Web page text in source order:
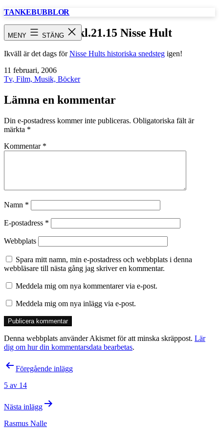
Hoppa
TANKEBUBBLOR
MENY STÄNG
SVT1 kl.21.15 Nisse Hult
Ikväll är det dags förNisse Hults historiska snedsteg igen!
Publicerat
den
11 februari, 2006
Kategoriserat
Tv, Film, Musik, Böcker
Lämna en kommentar
Din e-postadress kommer inte publiceras. Obligatoriska fält är
märkta *
Kommentar *
Namn *
E-postadress *
Webbplats
Spara mitt namn, min e-postadress och webbplats i denna
webbläsare till nästa gång jag skriver en kommentar.
Meddela mig om nya kommentarer via e-post.
Meddela mig om nya inlägg via e-post.
Denna webbplats använder Akismet för att minska skräppost. Lär
dig om hur din kommentarsdata bearbetas.
Inläggsnavigering
Föregående inlägg
5 av 14
Nästa inlägg
Rasmus Nalle